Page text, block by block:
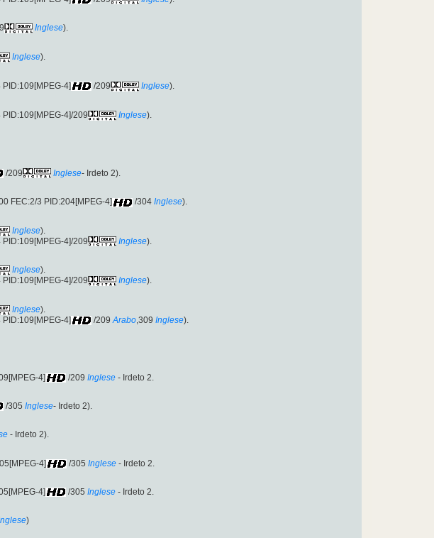
Inglese).
Inglese).
4] /209 Inglese).
4]/209 Inglese).
/209 Inglese- Irdeto 2).
FEC:2/3 PID:204[MPEG-4] /304 Inglese).
Inglese).
4]/209 Inglese).
Inglese).
4]/209 Inglese).
Inglese).
4] /209 Arabo,309 Inglese).
4] /209 Inglese - Irdeto 2.
/305 Inglese- Irdeto 2).
- Irdeto 2).
4] /305 Inglese - Irdeto 2.
4] /305 Inglese - Irdeto 2.
)